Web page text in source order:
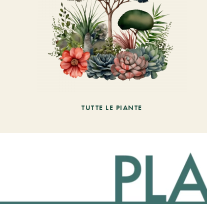
TUTTE LE PIANTE